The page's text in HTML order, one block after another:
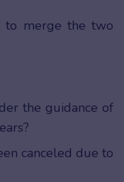
to merge the two
the guidance of
canceled due to